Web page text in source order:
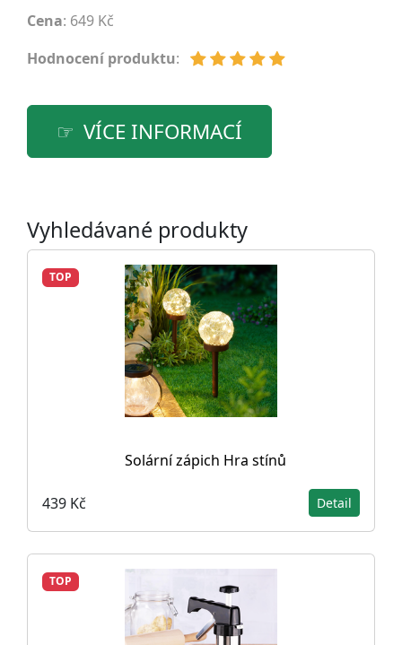
Cena: 649 Kč
Hodnocení produktu:
VÍCE INFORMACÍ
Vyhledávané produkty
TOP
Solární zápich Hra stínů
439 Kč Detail
TOP